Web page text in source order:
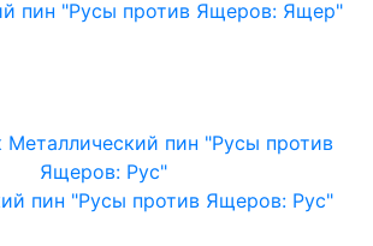
пин "Русы против Ящеров: Ящер"
пин "Русы против Ящеров: Рус"